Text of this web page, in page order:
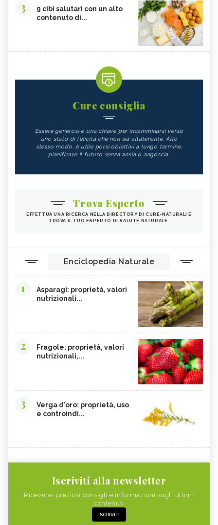
3
9 cibi salutari con un alto
contenuto di...
Cure consiglia
Essere generosi è una chiave per incamminarsi verso
uno stato di felicità che non sia altalenante. Allo
stesso modo, è utile porsi obiettivi a lungo termine,
pianificare il futuro senza ansia o angoscia.
Trova Esperto
EFFETTUA UNA RICERCA NELLA DIRECTORY DI CURE-NATURALI E
TROVA IL TUO ESPERTO DI SALUTE NATURALE.
Enciclopedia Naturale
1
Asparagi: proprietà, valori
nutrizionali...
2
Fragole: proprietà, valori
nutrizionali,...
3
Verga d'oro: proprietà, uso
e controindi...
Iscriviti alla newsletter
Riceverai preziosi consigli e informazioni sugli ultimi
contenuti
ISCRIVITI